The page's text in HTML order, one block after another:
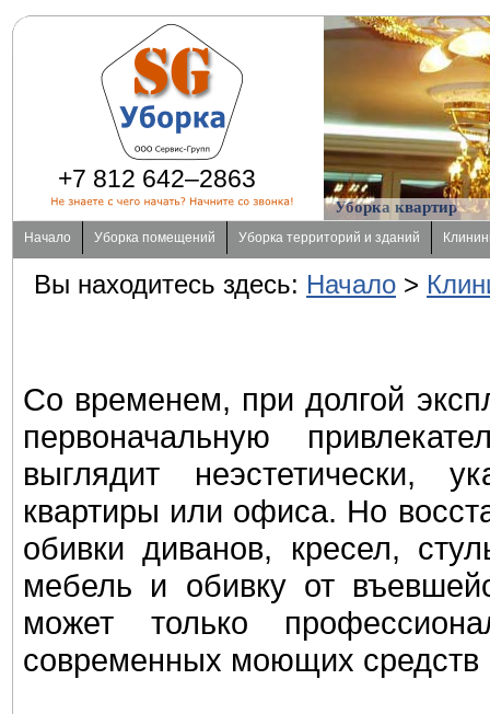
+7 812 642–2863
Уборка квартир
Начало Уборка помещений Уборка территорий и зданий
Вы находитесь здесь: Начало >
Со временем, при долгой
первоначальную
выглядит неэстетически,
квартиры или офиса. Но
обивки диванов, кресел,
мебель и обивку от
может только
современных моющих средств